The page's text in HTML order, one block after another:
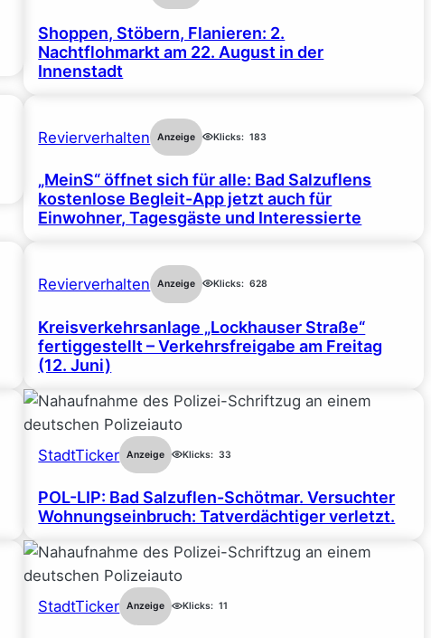
Shoppen, Stöbern, Flanieren: 2.
Nachtflohmarkt am 22. August in der
Innenstadt
Revierverhalten Anzeige Klicks: 183
„MeinS“ öffnet sich für alle: Bad Salzuflens
kostenlose Begleit-App jetzt auch für
Einwohner, Tagesgäste und Interessierte
Revierverhalten Anzeige Klicks: 628
Kreisverkehrsanlage „Lockhauser Straße“
fertiggestellt – Verkehrsfreigabe am Freitag
(12. Juni)
StadtTicker Anzeige Klicks: 33
POL-LIP: Bad Salzuflen-Schötmar. Versuchter
Wohnungseinbruch: Tatverdächtiger verletzt.
StadtTicker Anzeige Klicks: 11